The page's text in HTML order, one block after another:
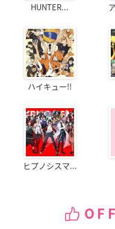
HUNTER...
ハイキュー!!
ヒプノシスマ...